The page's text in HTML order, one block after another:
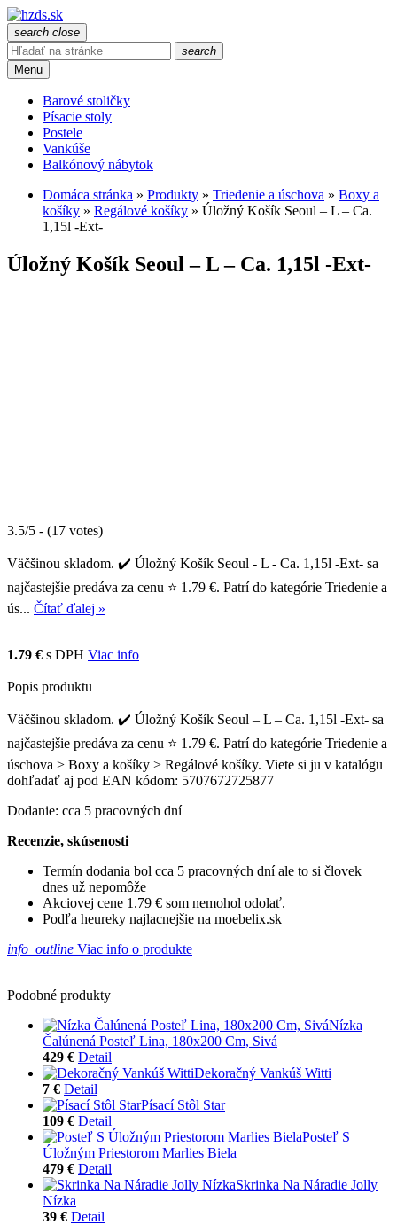
search close
search
Menu
Barové stoličky
Písacie stoly
Postele
Vankúše
Balkónový nábytok
Domáca stránka » Produkty » Triedenie a úschova » Boxy a
košíky » Regálové košíky » Úložný Košík Seoul – L – Ca.
1,15l -Ext-
Úložný Košík Seoul – L – Ca. 1,15l -Ext-
3.5/5 - (17 votes)
Väčšinou skladom. ✔️ Úložný Košík Seoul - L - Ca. 1,15l -Ext- sa
najčastejšie predáva za cenu ⭐ 1.79 €. Patrí do kategórie Triedenie a
ús... Čítať ďalej »
1.79 € s DPH Viac info
Popis produktu
Väčšinou skladom. ✔️ Úložný Košík Seoul – L – Ca. 1,15l -Ext- sa
najčastejšie predáva za cenu ⭐ 1.79 €. Patrí do kategórie Triedenie a
úschova > Boxy a košíky > Regálové košíky. Viete si ju v katalógu
dohľadať aj pod EAN kódom: 5707672725877
Dodanie: cca 5 pracovných dní
Recenzie, skúsenosti
Termín dodania bol cca 5 pracovných dní ale to si človek
dnes už nepomôže
Akciovej cene 1.79 € som nemohol odolať.
Podľa heureky najlacnejšie na moebelix.sk
info_outline Viac info o produkte
Podobné produkty
Nízka
Čalúnená Posteľ Lina, 180x200 Cm, Sivá
429 € Detail
Dekoračný Vankúš Witti
7 € Detail
Písací Stôl Star
109 € Detail
Posteľ S
Úložným Priestorom Marlies Biela
479 € Detail
Skrinka Na Náradie Jolly
Nízka
39 € Detail